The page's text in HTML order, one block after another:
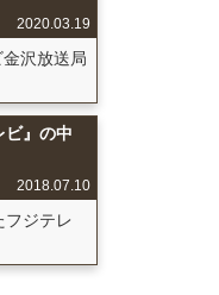
2020.03.19
沢放送局
ビ』の中
2018.07.10
フジテレ